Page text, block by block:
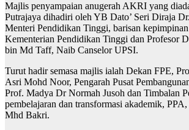
Majlis penyampaian anugerah AKRI yang
Putrajaya dihadiri oleh YB Dato’ Seri Diraja
Menteri Pendidikan Tinggi, barisan
Kementerian Pendidikan Tinggi dan Profesor
bin Md Taff, Naib Canselor UPSI.
Turut hadir semasa majlis ialah Dekan FPE,
Asri Mohd Noor, Pengarah Pusat
Prof. Madya Dr Normah Jusoh dan Timbalan
pembelajaran dan transformasi akademik,
Mhd Bakri.